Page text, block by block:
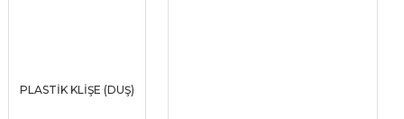
PLASTİK KLİŞE (DUŞ)